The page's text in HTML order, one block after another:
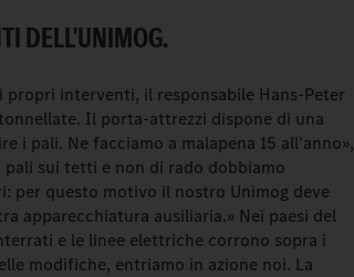
DELL'UNIMOG.
interventi, il responsabile Hans-Peter
Il porta-attrezzi dispone di una
i pali. Ne facciamo a malapena 15 all'anno»,
sui tetti e non di rado dobbiamo
per questo motivo il nostro Unimog deve
apparecchiatura ausiliaria.» Nei paesi del
e le linee elettriche corrono sopra i
modifiche, entriamo in azione noi. La